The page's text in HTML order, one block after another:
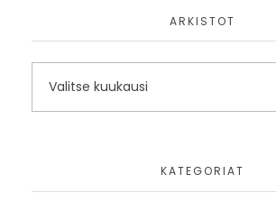
ARKISTOT
KATEGORIAT